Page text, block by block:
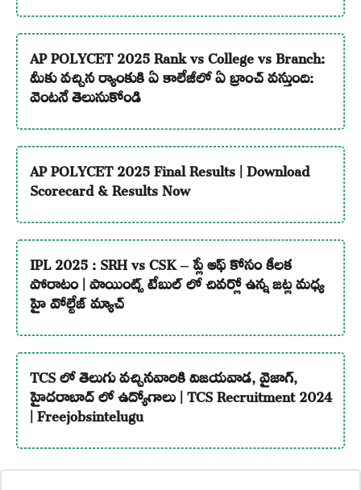
AP POLYCET 2025 Rank vs College vs Branch:
మీకు వచ్చిన ర్యాంకుకి ఏ కాలేజీలో ఏ బ్రాంచ్ వస్తుంది:
వెంటనే తెలుసుకోండి
AP POLYCET 2025 Final Results | Download
Scorecard & Results Now
IPL 2025 : SRH vs CSK – ప్లే ఆఫ్ కోసం కీలక
పోరాటం | పాయింట్స్ టేబుల్ లో చివర్లో ఉన్న జట్ల మధ్య
హై వోల్టేజ్ మ్యాచ్
TCS లో తెలుగు వచ్చినవారికి విజయవాడ, వైజాగ్,
హైదరాబాద్ లో ఉద్యోగాలు | TCS Recruitment 2024
| Freejobsintelugu